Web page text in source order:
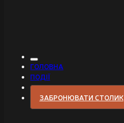
ГОЛОВНА
ПОДІЇ
ЗАБРОНЮВАТИ СТОЛИК